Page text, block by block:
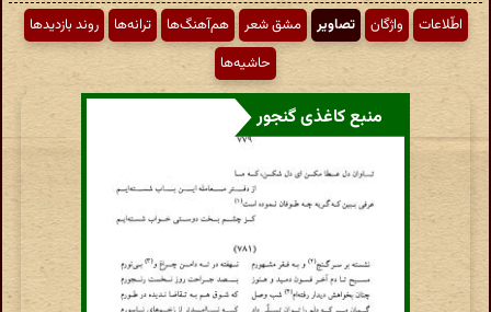
اطّلاعات واژگان تصاویر مشق شعر هم‌آهنگ‌ها ترانه‌ها
روند بازدیدها
حاشیه‌ها
منبع کاغذی گنجور